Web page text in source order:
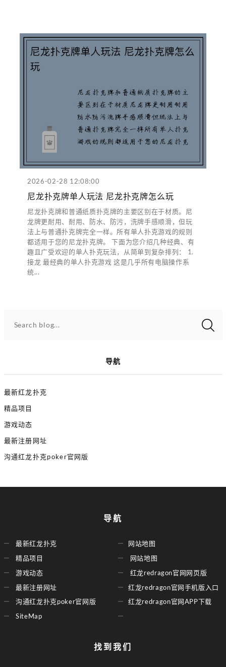
2026-02-28 12:08:00
尼龙扑克牌单人玩法 尼龙扑克牌怎么玩
尼龙扑克牌和普通纸质扑克牌的主要区别在于材质。尼
龙牌更耐用、耐用、防水、防污，洗牌手感顺滑，但玩
法上与普通扑克牌完全一样。所有单人扑克游戏的规则
都适用于您的尼龙扑克牌。 下面为您介绍几种经典、有
趣且广受欢迎的单人扑克玩法，从简单到复杂排列： 1.
接龙 最经典的单人扑克游戏 这是几乎所有电脑操作系
统...
Search blog...
导航
最新红龙扑克
精品项目
游戏动态
最新注册网址
沟通红龙扑克poker官网版
导航
最新红龙扑克
精品项目
游戏动态
最新注册网址
沟通红龙扑克poker官网版
SiteMap
网站地图
网站地图
红龙redragon官网网页版
红龙redragon官网手机版入口
红龙redragon官网APP下载
找到我们